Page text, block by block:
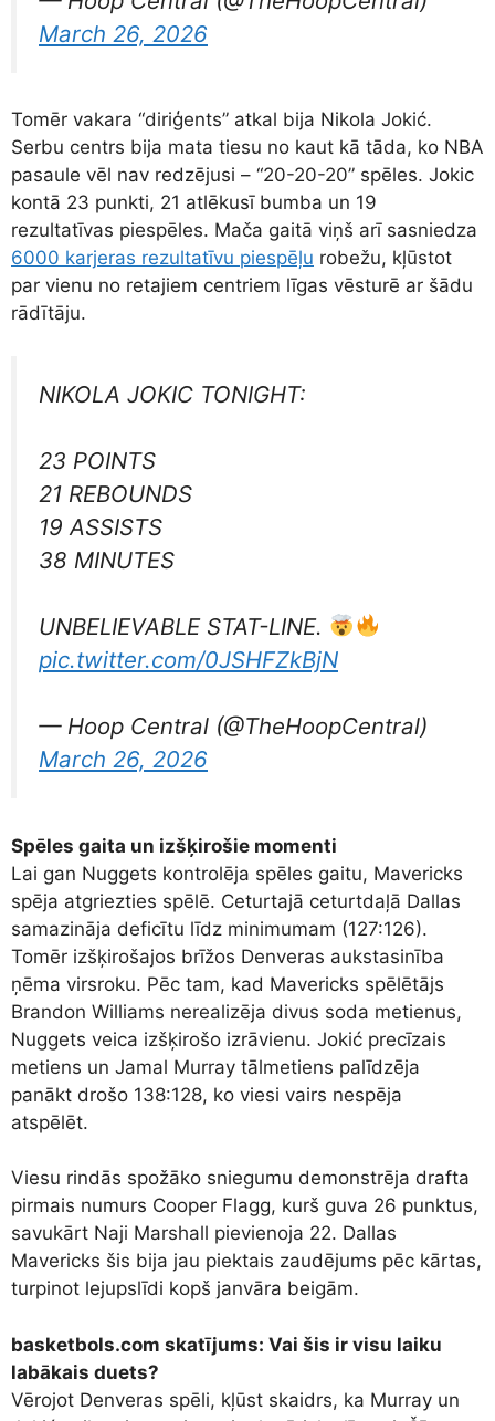
March 26, 2026
Tomēr vakara “diriģents” atkal bija Nikola Jokić.
Serbu centrs bija mata tiesu no kaut kā tāda, ko NBA
pasaule vēl nav redzējusi – “20-20-20” spēles. Jokic
kontā 23 punkti, 21 atlēkusī bumba un 19
rezultatīvas piespēles. Mača gaitā viņš arī sasniedza
6000 karjeras rezultatīvu piespēļu robežu, kļūstot
par vienu no retajiem centriem līgas vēsturē ar šādu
rādītāju.
NIKOLA JOKIC TONIGHT:
23 POINTS
21 REBOUNDS
19 ASSISTS
38 MINUTES
UNBELIEVABLE STAT-LINE.
pic.twitter.com/0JSHFZkBjN
— Hoop Central (@TheHoopCentral)
March 26, 2026
Spēles gaita un izšķirošie momenti
Lai gan Nuggets kontrolēja spēles gaitu, Mavericks
spēja atgriezties spēlē. Ceturtajā ceturtdaļā Dallas
samazināja deficītu līdz minimumam (127:126).
Tomēr izšķirošajos brīžos Denveras aukstasinība
ņēma virsroku. Pēc tam, kad Mavericks spēlētājs
Brandon Williams nerealizēja divus soda metienus,
Nuggets veica izšķirošo izrāvienu. Jokić precīzais
metiens un Jamal Murray tālmetiens palīdzēja
panākt drošo 138:128, ko viesi vairs nespēja
atspēlēt.
Viesu rindās spožāko sniegumu demonstrēja drafta
pirmais numurs Cooper Flagg, kurš guva 26 punktus,
savukārt Naji Marshall pievienoja 22. Dallas
Mavericks šis bija jau piektais zaudējums pēc kārtas,
turpinot lejupslīdi kopš janvāra beigām.
basketbols.com skatījums: Vai šis ir visu laiku
labākais duets?
Vērojot Denveras spēli, kļūst skaidrs, ka Murray un